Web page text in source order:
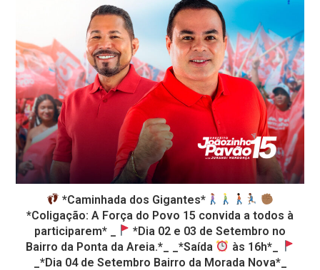
*Caminhada dos Gigantes*
*Coligação: A Força do Povo 15 convida a todos à
participarem* _
*Dia 02 e 03 de Setembro no
Bairro da Ponta da Areia.*_ _*Saída
às 16h*_
_*Dia 04 de Setembro Bairro da Morada Nova*_